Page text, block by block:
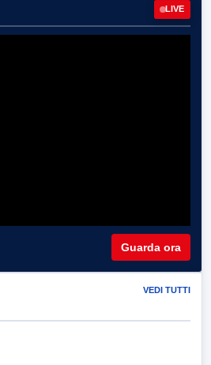
LIVE
Guarda ora
VEDI TUTTI